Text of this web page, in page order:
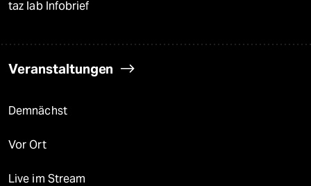
taz lab Infobrief
Veranstaltungen
Demnächst
Vor Ort
Live im Stream